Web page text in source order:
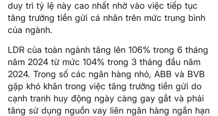
duy trì tỷ lệ này cao nhất nhờ vào việc tiếp tục
tăng trưởng tiền gửi cá nhân trên mức trung bình
của ngành.
LDR của toàn ngành tăng lên 106% trong 6 tháng
năm 2024 từ mức 104% trong 3 tháng đầu năm
2024. Trong số các ngân hàng nhỏ, ABB và BVB
gặp khó khăn trong việc tăng trưởng tiền gửi do
cạnh tranh huy động ngày càng gay gắt và phải
tăng sử dụng nguồn vay liên ngân hàng ngắn hạn